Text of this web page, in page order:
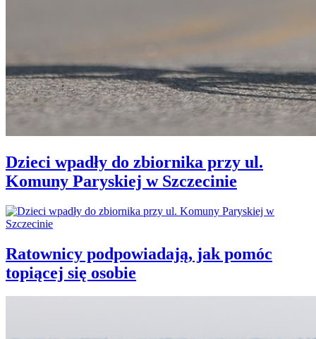
Dzieci wpadły do zbiornika przy ul.
Komuny Paryskiej w Szczecinie
Ratownicy podpowiadają, jak pomóc
topiącej się osobie